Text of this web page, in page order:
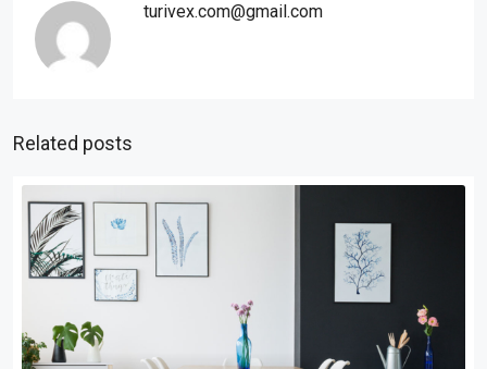
turivex.com@gmail.com
Related posts